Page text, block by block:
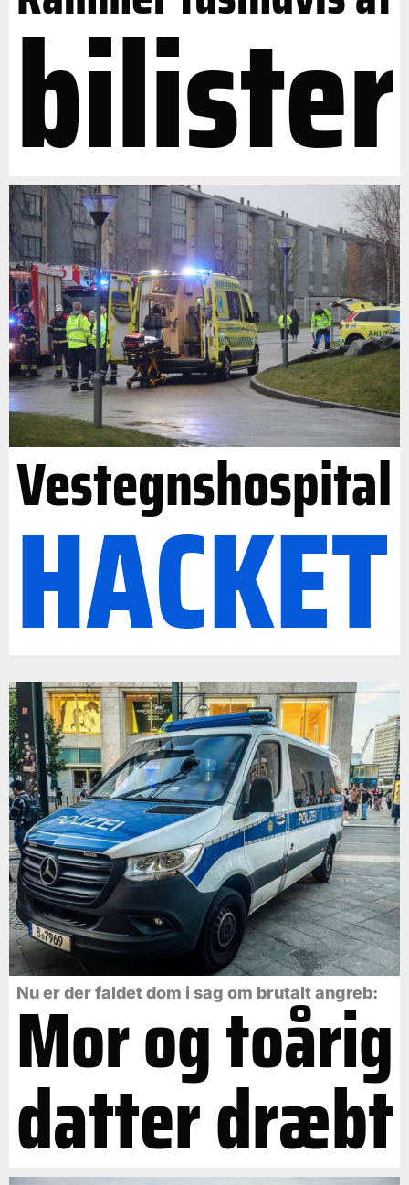
bilister
Vestegnshospital
HACKET
Nu er der faldet dom i sag om brutalt angreb:
Mor og toårig
datter dræbt